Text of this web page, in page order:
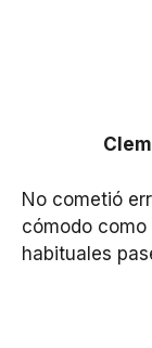
No cometió
cómodo
habituales